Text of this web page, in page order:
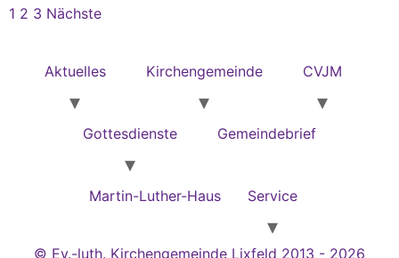
1 2 3 Nächste
Aktuelles Kirchengemeinde CVJM
Gottesdienste Gemeindebrief
Martin-Luther-Haus Service
© Ev.-luth. Kirchengemeinde Lixfeld 2013 - 2026